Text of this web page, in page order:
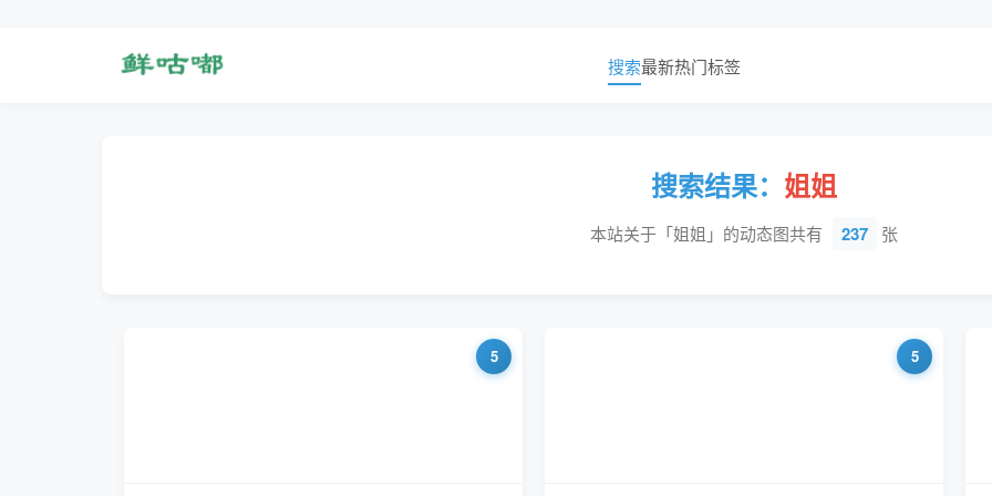
搜索最新热门标签
搜索结果： 姐姐
本站关于「姐姐」的动态图共有 237 张
5 5